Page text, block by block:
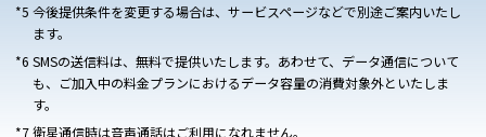
今後提供条件を変更する場合は、サービスページなどで別途ご案内いたし
ます。
SMSの送信料は、無料で提供いたします。あわせて、データ通信について
も、ご加入中の料金プランにおけるデータ容量の消費対象外といたしま
す。
衛星通信時は音声通話はご利用になれません。